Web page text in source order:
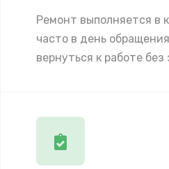
Ремонт выполняется в
часто в день
вернуться к работе